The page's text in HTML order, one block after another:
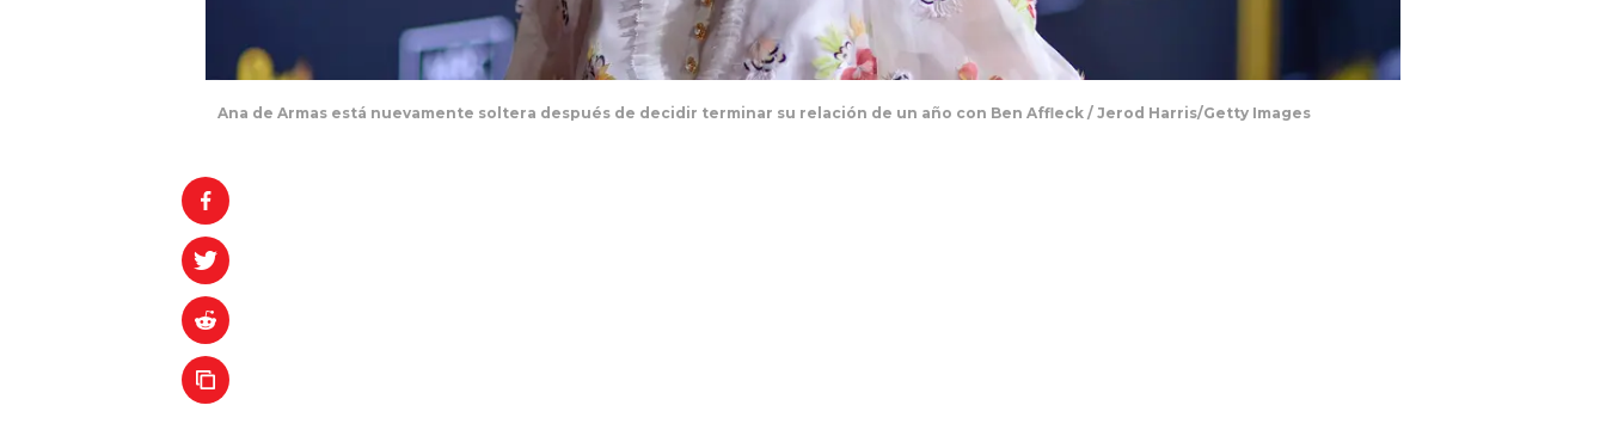
Ana de Armas está nuevamente soltera después de decidir terminar su relación de un año con Ben Affleck / Jerod Harris/Getty Images